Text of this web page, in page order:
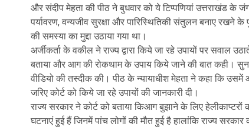
और संदीप मेहता की पीठ ने बुधवार को ये टिप्पणियां उत्तराखंड के
पर्यावरण, वन्यजीव सुरक्षा और पारिस्थितिकी संतुलन बनाए रखने
की समस्या का मुद्दा उठाया गया था।
अर्जीकर्ता के वकील ने राज्य द्वारा किये जा रहे उपायों पर सवाल
बताया और आग की रोकथाम के उपाय किये जाने की बात कही।
वीडियो की तस्दीक की। पीठ के न्यायाधीश मेहता ने कहा कि
जरिए कोर्ट को किये जा रहे उपायों की जानकारी दी।
राज्य सरकार ने कोर्ट को बताया किआग बुझाने के लिए
घटनाएं हुई हैं जिनमें पांच लोगों की मौत हुई है हालांकि राज्य